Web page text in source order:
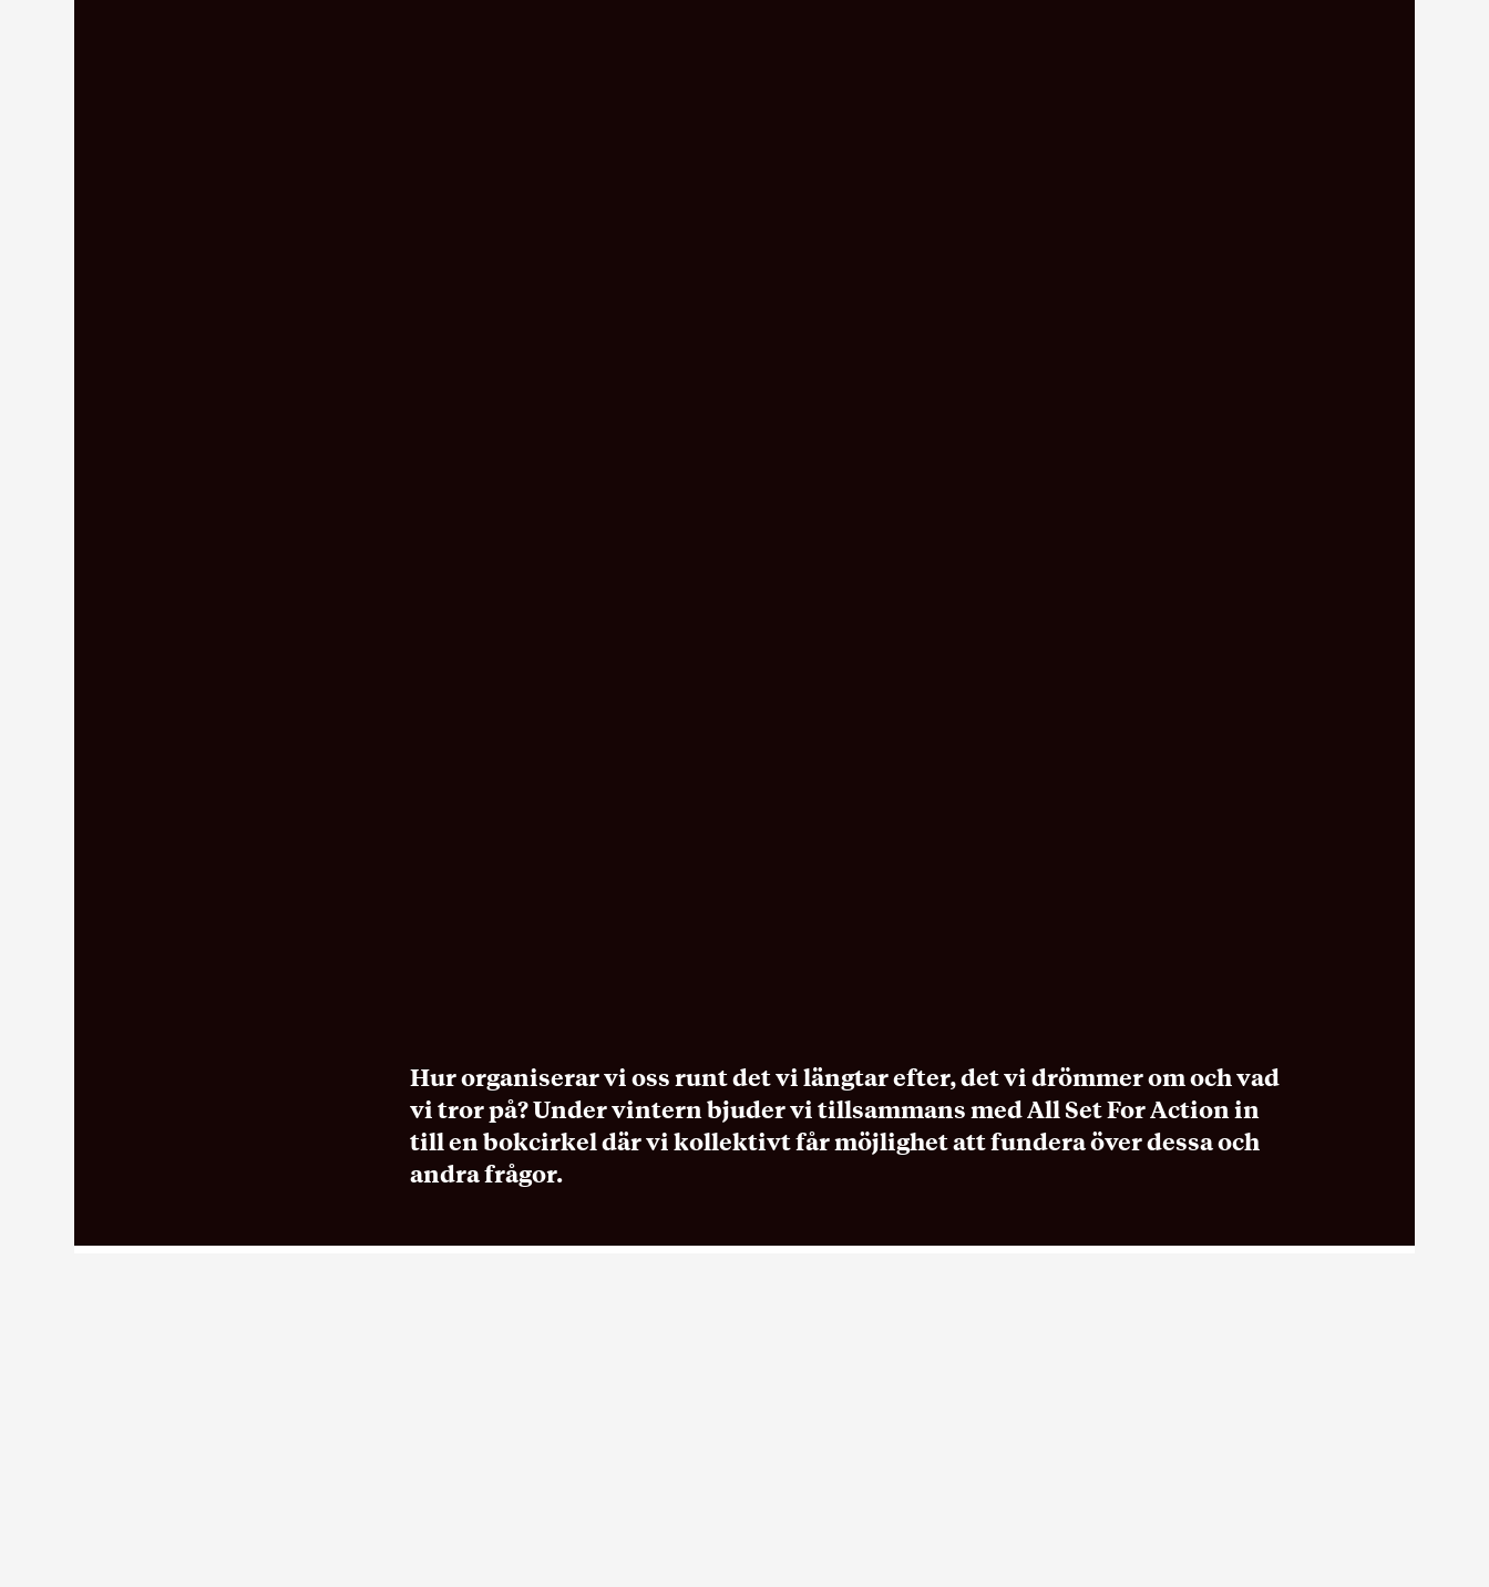
Hur organiserar vi oss runt det vi längtar efter, det vi drömmer om och vad
vi tror på? Under vintern bjuder vi tillsammans med All Set For Action in
till en bokcirkel där vi kollektivt får möjlighet att fundera över dessa och
andra frågor.